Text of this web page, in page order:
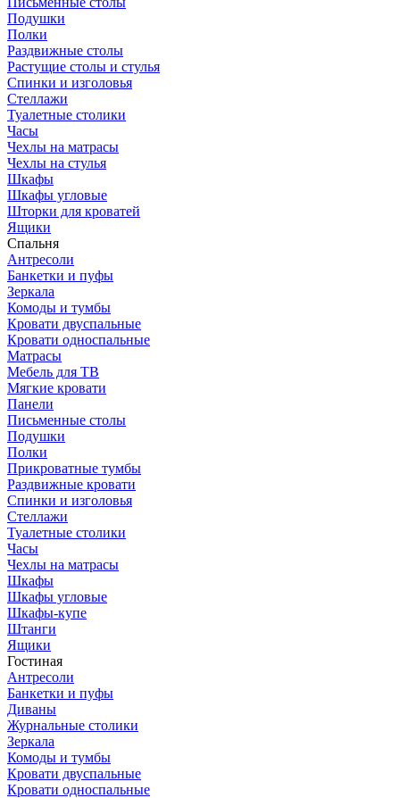
Подушки
Полки
Раздвижные столы
Растущие столы и стулья
Спинки и изголовья
Стеллажи
Туалетные столики
Часы
Чехлы на матрасы
Чехлы на стулья
Шкафы
Шкафы угловые
Шторки для кроватей
Ящики
Спальня
Антресоли
Банкетки и пуфы
Зеркала
Комоды и тумбы
Кровати двуспальные
Кровати односпальные
Матрасы
Мебель для ТВ
Мягкие кровати
Панели
Письменные столы
Подушки
Полки
Прикроватные тумбы
Раздвижные кровати
Спинки и изголовья
Стеллажи
Туалетные столики
Часы
Чехлы на матрасы
Шкафы
Шкафы угловые
Шкафы-купе
Штанги
Ящики
Гостиная
Антресоли
Банкетки и пуфы
Диваны
Журнальные столики
Зеркала
Комоды и тумбы
Кровати двуспальные
Кровати односпальные